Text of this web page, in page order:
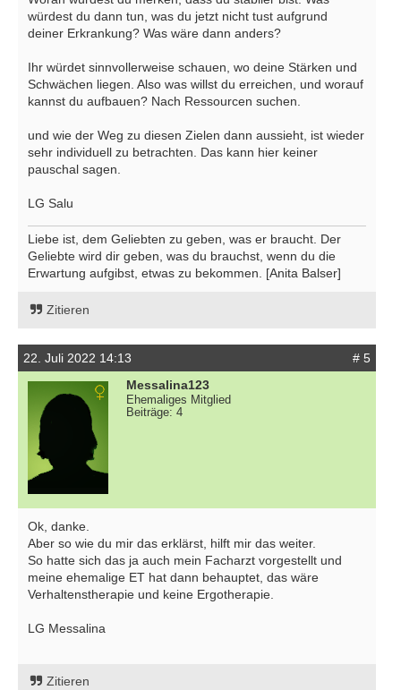
würdest du dann tun, was du jetzt nicht tust aufgrund
deiner Erkrankung? Was wäre dann anders?
Ihr würdet sinnvollerweise schauen, wo deine Stärken und
Schwächen liegen. Also was willst du erreichen, und worauf
kannst du aufbauen? Nach Ressourcen suchen.
und wie der Weg zu diesen Zielen dann aussieht, ist wieder
sehr individuell zu betrachten. Das kann hier keiner
pauschal sagen.
LG Salu
Liebe ist, dem Geliebten zu geben, was er braucht. Der
Geliebte wird dir geben, was du brauchst, wenn du die
Erwartung aufgibst, etwas zu bekommen. [Anita Balser]
Zitieren
22. Juli 2022 14:13
# 5
Messalina123
Ehemaliges Mitglied
Beiträge: 4
Ok, danke.
Aber so wie du mir das erklärst, hilft mir das weiter.
So hatte sich das ja auch mein Facharzt vorgestellt und
meine ehemalige ET hat dann behauptet, das wäre
Verhaltenstherapie und keine Ergotherapie.
LG Messalina
Zitieren